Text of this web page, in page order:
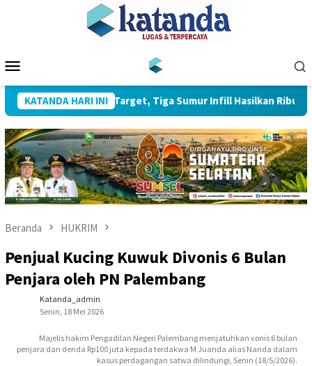
Mobile
KATANDA HARI INI
4 Pecahkan Target, Tiga Sumur Infill Hasilkan Ribuan Barel
Beranda HUKRIM
Penjual Kucing Kuwuk Divonis 6 Bulan
Penjara oleh PN Palembang
Katanda_admin
Senin, 18 Mei 2026
Majelis hakim Pengadilan Negeri Palembang menjatuhkan vonis 6 bulan
penjara dan denda Rp100 juta kepada terdakwa M Juanda alias Nanda dalam
kasus perdagangan satwa dilindungi, Senin (18/5/2026).